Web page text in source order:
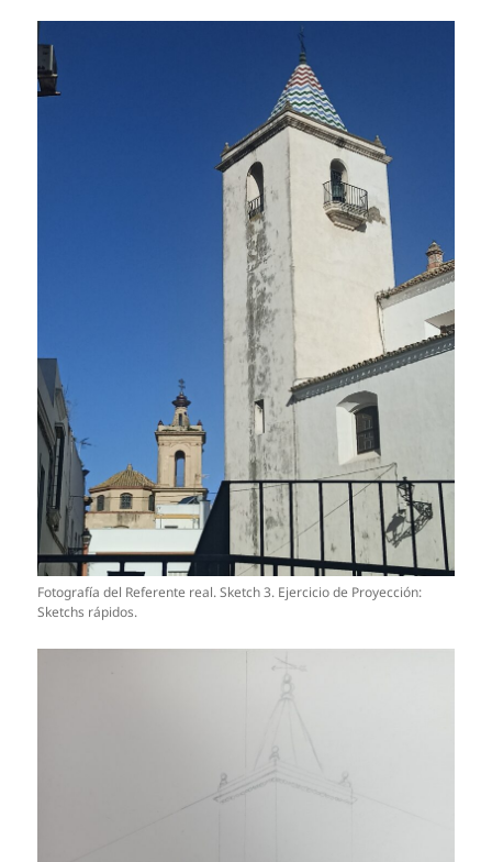
Fotografía del Referente real. Sketch 3. Ejercicio de Proyección:
Sketchs rápidos.